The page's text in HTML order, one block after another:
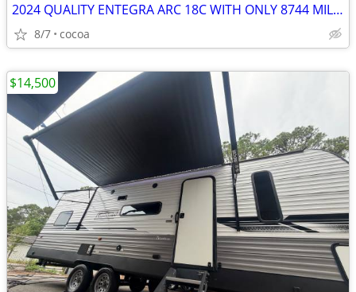
2024 QUALITY ENTEGRA ARC 18C WITH ONLY 8744 MILES GENERATOR 8k miles
8/7 cocoa
$14,500